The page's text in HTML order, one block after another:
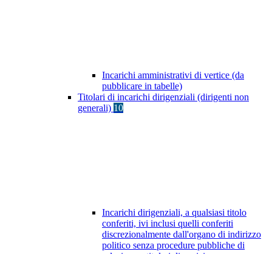
Incarichi amministrativi di vertice (da
pubblicare in tabelle)
Titolari di incarichi dirigenziali (dirigenti non
generali) 10
Incarichi dirigenziali, a qualsiasi titolo
conferiti, ivi inclusi quelli conferiti
discrezionalmente dall'organo di indirizzo
politico senza procedure pubbliche di